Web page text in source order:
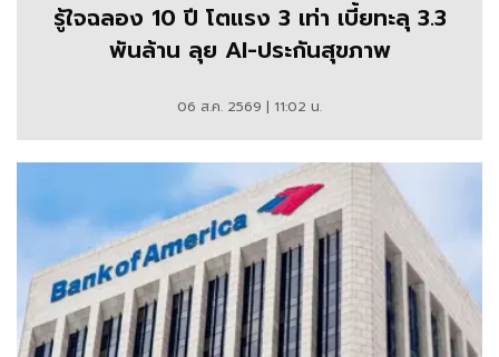
รู้ใจฉลอง 10 ปี โตแรง 3 เท่า เบี้ยทะลุ 3.3
พันล้าน ลุย AI-ประกันสุขภาพ
06 ส.ค. 2569 | 11:02 น.